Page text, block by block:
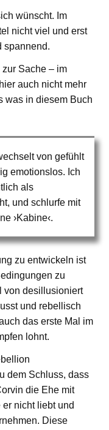
wünscht. Im
nicht viel und erst
spannend.
zur Sache – im
auch nicht mehr
was in diesem Buch
von gefühlt
emotionslos. Ich
als
und schlurfe mit
›Kabine‹.
zu entwickeln ist
zu
von desillusioniert
und rebellisch
das erste Mal im
lohnt.
dem Schluss, dass
die Ehe mit
nicht liebt und
Diese